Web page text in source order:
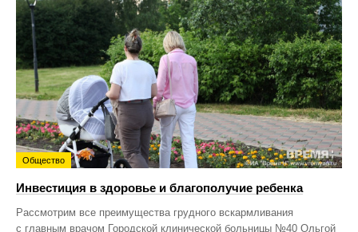
Общество
Инвестиция в здоровье и благополучие ребенка
Рассмотрим все преимущества грудного вскармливания
с главным врачом Городской клинической больницы №40 Ольгой